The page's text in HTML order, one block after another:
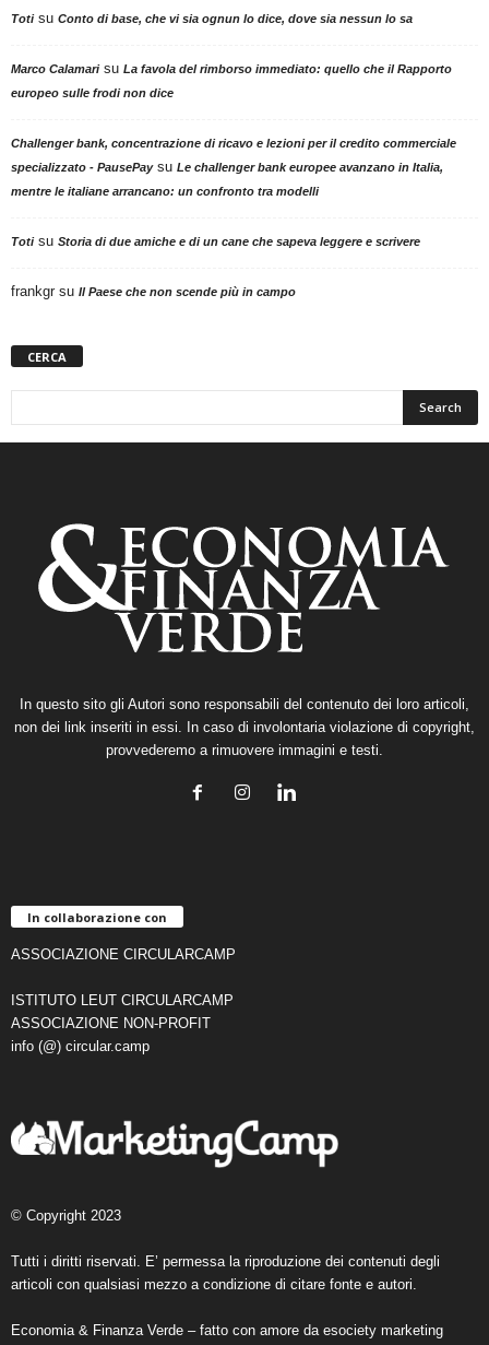
Totisu Conto di base, che vi sia ognun lo dice, dove sia nessun lo sa
Marco Calamarisu La favola del rimborso immediato: quello che il Rapporto
europeo sulle frodi non dice
Challenger bank, concentrazione di ricavo e lezioni per il credito commerciale
specializzato - PausePaysu Le challenger bank europee avanzano in Italia,
mentre le italiane arrancano: un confronto tra modelli
Totisu Storia di due amiche e di un cane che sapeva leggere e scrivere
frankgr su Il Paese che non scende più in campo
CERCA
In questo sito gli Autori sono responsabili del contenuto dei loro articoli,
non dei link inseriti in essi. In caso di involontaria violazione di copyright,
provvederemo a rimuovere immagini e testi.
In collaborazione con
ASSOCIAZIONE CIRCULARCAMP
ISTITUTO LEUT CIRCULARCAMP
ASSOCIAZIONE NON-PROFIT
info (@) circular.camp
© Copyright 2023
Tutti i diritti riservati. E’ permessa la riproduzione dei contenuti degli
articoli con qualsiasi mezzo a condizione di citare fonte e autori.
Economia & Finanza Verde – fatto con amore da esociety marketing